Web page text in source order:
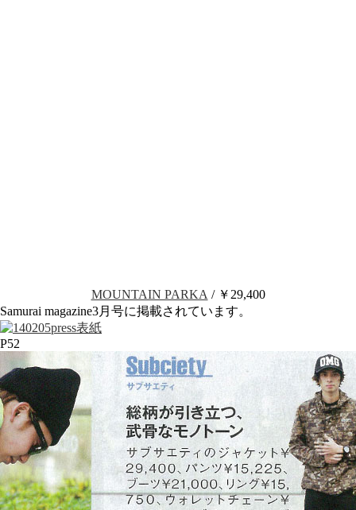
MOUNTAIN PARKA / ￥29,400
Samurai magazine3月号に掲載されています。
P52